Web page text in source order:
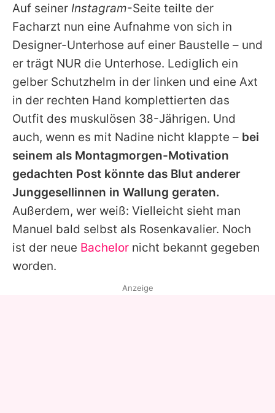
Auf seiner Instagram-Seite teilte der
Facharzt nun eine Aufnahme von sich in
Designer-Unterhose auf einer Baustelle – und
er trägt NUR die Unterhose. Lediglich ein
gelber Schutzhelm in der linken und eine Axt
in der rechten Hand komplettierten das
Outfit des muskulösen 38-Jährigen. Und
auch, wenn es mit Nadine nicht klappte – bei
seinem als Montagmorgen-Motivation
gedachten Post könnte das Blut anderer
Junggesellinnen in Wallung geraten.
Außerdem, wer weiß: Vielleicht sieht man
Manuel bald selbst als Rosenkavalier. Noch
ist der neue Bachelor nicht bekannt gegeben
worden.
Anzeige